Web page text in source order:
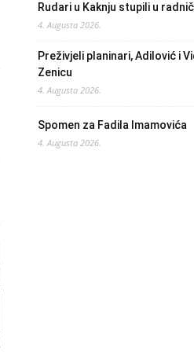
Rudari u Kaknju stupili u
4. Augusta 2026.
Preživjeli planinari, Adilović i
Zenicu
4. Augusta 2026.
Spomen za Fadila Imamovića
4. Augusta 2026.